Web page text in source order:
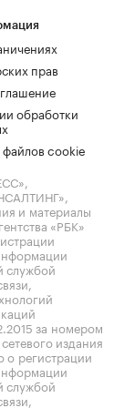
прав
обработки
cookie
и материалы
«РБК»
службой
за номером
издания
о регистрации
службой